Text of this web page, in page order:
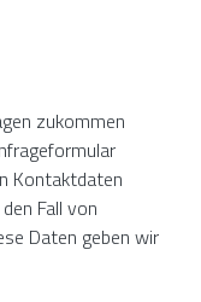
zukommen
Kontaktdaten
Fall von
Daten geben wir